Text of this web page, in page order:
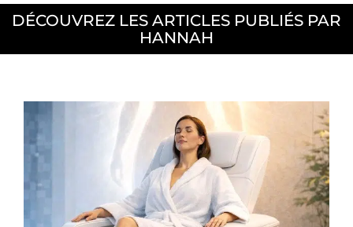
e
d
i
l
o
p
DÉCOUVREZ LES ARTICLES PUBLIÉS PAR
HANNAH